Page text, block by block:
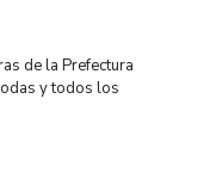
de la Prefectura
y todos los